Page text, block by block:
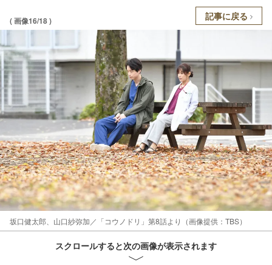
( 画像16/18 ) 記事に戻る
坂口健太郎、山口紗弥加／「コウノドリ」第8話より（画像提供：TBS）
スクロールすると次の画像が表示されます